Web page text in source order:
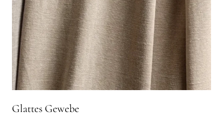
Glattes Gewebe